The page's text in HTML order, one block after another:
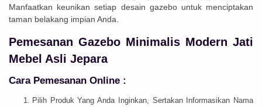
Manfaatkan keunikan setiap desain gazebo untuk menciptakan
taman belakang impian Anda.
Pemesanan Gazebo Minimalis Modern Jati
Mebel Asli Jepara
Cara Pemesanan Online :
Pilih Produk Yang Anda Inginkan, Sertakan Informasikan Nama